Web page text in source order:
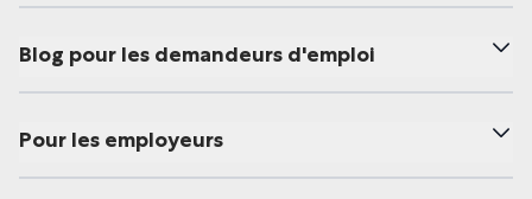
Blog pour les demandeurs d'emploi
Pour les employeurs